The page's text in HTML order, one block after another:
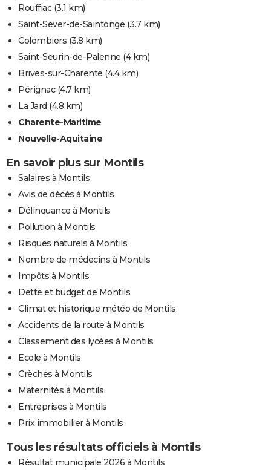
Rouffiac(3.1 km)
Saint-Sever-de-Saintonge (3.7 km)
Colombiers (3.8 km)
Saint-Seurin-de-Palenne (4 km)
Brives-sur-Charente (4.4 km)
Pérignac(4.7 km)
La Jard (4.8 km)
Charente-Maritime
Nouvelle-Aquitaine
En savoir plus sur Montils
Salaires à Montils
Avis de décès à Montils
Délinquance à Montils
Pollution à Montils
Risques naturels à Montils
Nombre de médecins à Montils
Impôts à Montils
Dette et budget de Montils
Climat et historique météo de Montils
Accidents de la route à Montils
Classement des lycées à Montils
Ecole à Montils
Crèches à Montils
Maternités à Montils
Entreprises à Montils
Prix immobilier à Montils
Tous les résultats officiels à Montils
Résultat municipale 2026 à Montils